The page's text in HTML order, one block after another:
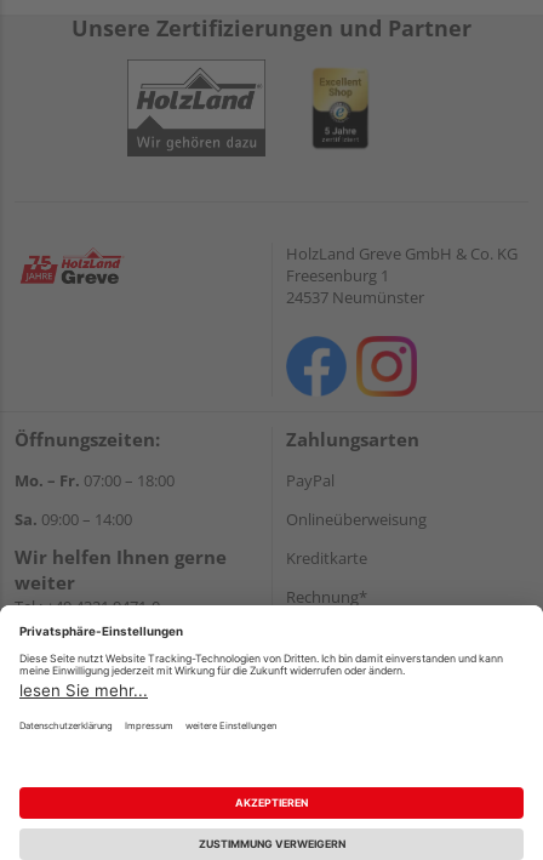
Unsere Zertifizierungen und Partner
HolzLand Greve GmbH & Co. KG
Freesenburg 1
24537 Neumünster
Öffnungszeiten:
Mo. – Fr. 07:00 – 18:00
Sa. 09:00 – 14:00
Wir helfen Ihnen gerne
weiter
Tel.:+49 4321 9471-0
E-Mail:shop@holzland-greve.de
Zahlungsarten
PayPal
Onlineüberweisung
Kreditkarte
Rechnung*
Versand
Impressum AGB Widerruf
Datenschutz
Reservierungsbedingungen
Vertrag widerrufen